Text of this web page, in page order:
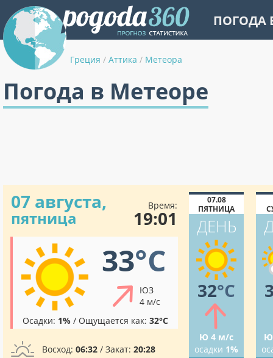
ПОГОДА
Греция / Аттика / Метеора
Погода в Метеоре
07 августа,
пятница
Время:
19:01
33°C
ЮЗ
4 м/с
Осадки: 1% / Ощущается как: 32°C
Восход: 06:32 / Закат: 20:28
07.08
ПЯТНИЦА
ДЕНЬ
32°C
Ю 4 м/с
осадки 1%